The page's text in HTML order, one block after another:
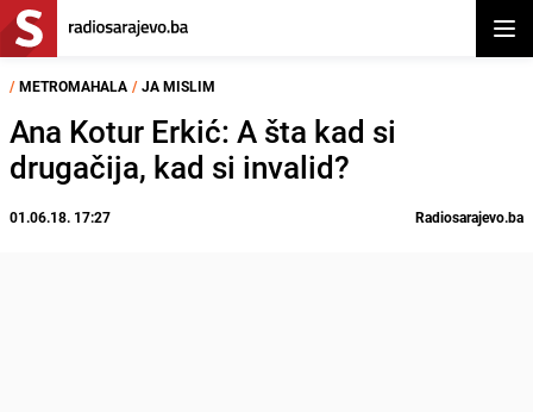
/ METROMAHALA / JA MISLIM
Ana Kotur Erkić: A šta kad si
drugačija, kad si invalid?
01.06.18. 17:27 Radiosarajevo.ba